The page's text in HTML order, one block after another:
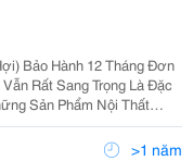
Đơn
Rất Sang Trọng Là Đặc
Sản Phẩm Nội Thất
Italy. Sang Trọng, Thanh
Một Chút Gì Đó H
>1 năm